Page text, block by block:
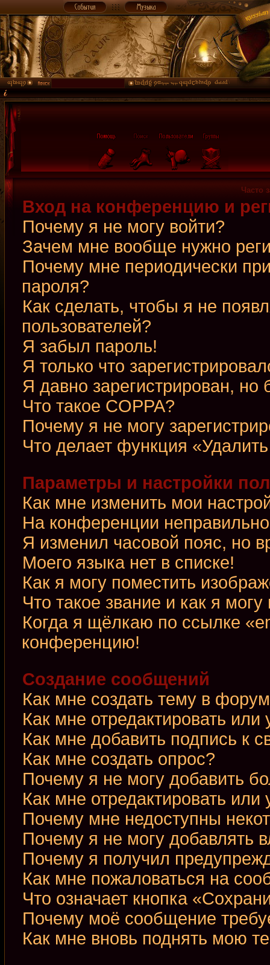
Часто
Вход на конференцию и
Почему я не могу войти?
Зачем мне вообще нужно
Почему мне периодически
пароля?
Как сделать, чтобы я не
пользователей?
Я забыл пароль!
Я только что
Я давно зарегистрирован, но
Что такое COPPA?
Почему я не могу
Что делает функция
Параметры и настройки
Как мне изменить мои
На конференции
Я изменил часовой пояс, но
Моего языка нет в списке!
Как я могу поместить
Что такое звание и как я могу
Когда я щёлкаю по ссылке
конференцию!
Создание сообщений
Как мне создать тему в
Как мне отредактировать
Как мне добавить подпись к
Как мне создать опрос?
Почему я не могу добавить
Как мне отредактировать или
Почему мне недоступны
Почему я не могу добавлять
Почему я получил
Как мне пожаловаться на
Что означает кнопка
Почему моё сообщение
Как мне вновь поднять мою